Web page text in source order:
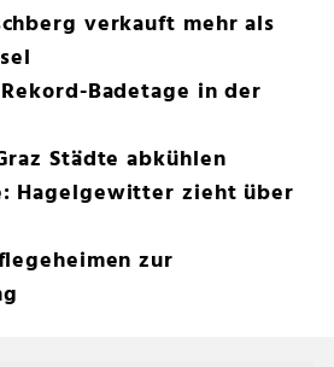
verkauft mehr als
Badetage in der
Städte abkühlen
Hagelgewitter zieht über
zur